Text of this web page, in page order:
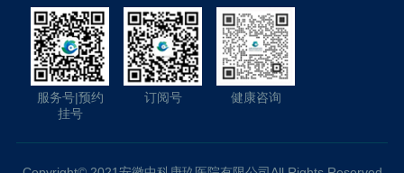
服务号|预约
挂号
订阅号 健康咨询